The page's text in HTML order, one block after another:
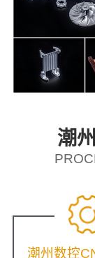
潮
潮州数控